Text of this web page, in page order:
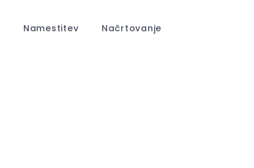
Namestitev Načrtovanje